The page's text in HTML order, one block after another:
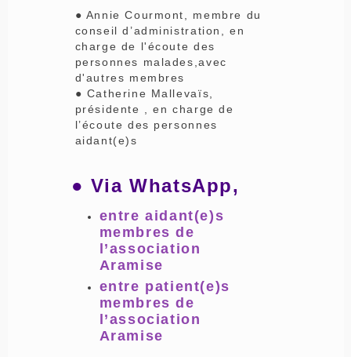
● Annie Courmont, membre du
conseil d’administration, en
charge de l'écoute des
personnes malades,avec
d'autres membres
● Catherine Mallevaïs,
présidente , en charge de
l’écoute des personnes
aidant(e)s
● Via WhatsApp,
entre aidant(e)s
membres de
l’association
Aramise
entre patient(e)s
membres de
l’association
Aramise